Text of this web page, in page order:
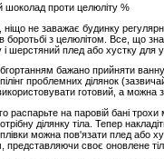
шоколад проти целюліту %
ніщо не заважає будинку
в боротьбі з целюлітом. Все, що
і шерстяний плед або хустку для
бажано прийняти
проблемних ділянок
готовий, а можна
распарьте на паровій бані
ділянку тіла. Тепер
можна пов'язати плед або
представляючи своє оновлене